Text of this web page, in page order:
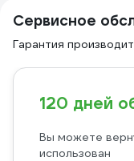
Сервисное
Гарантия
120 дней
Вы можете
использован